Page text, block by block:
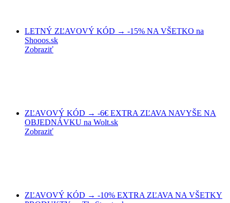
LETNÝ ZĽAVOVÝ KÓD → -15% NA VŠETKO na
Shooos.sk
Zobraziť
ZĽAVOVÝ KÓD → -6€ EXTRA ZĽAVA NAVYŠE NA
OBJEDNÁVKU na Wolt.sk
Zobraziť
ZĽAVOVÝ KÓD → -10% EXTRA ZĽAVA NA VŠETKY